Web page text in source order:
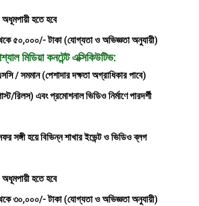
হতে হবে
৫০,০০০/- টাকা (যোগ্যতা ও অভিজ্ঞতা অনুযায়ী)
মিডিয়া কনটেন্ট এক্সিকিউটিভ:
/ সমমান (পেশাদার দক্ষতা অগ্রাধিকার পাবে)
রিলস) এবং প্রমোশনাল ভিডিও নির্মাণে পারদর্শী
সঙ্গী হয়ে বিভিন্ন শাখার ইভেন্ট ও ভিডিও ব্লগ
হতে হবে
৩০,০০০/- টাকা (যোগ্যতা ও অভিজ্ঞতা অনুযায়ী)